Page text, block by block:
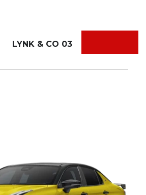
LYNK & CO 03